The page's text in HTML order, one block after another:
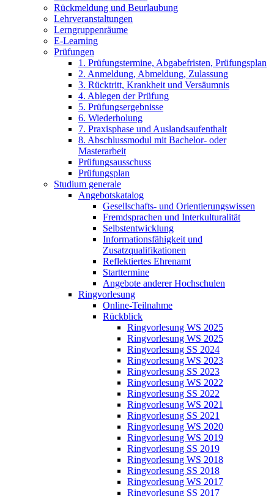
Rückmeldung und Beurlaubung
Lehrveranstaltungen
Lerngruppenräume
E-Learning
Prüfungen
1. Prüfungstermine, Abgabefristen, Prüfungsplan
2. Anmeldung, Abmeldung, Zulassung
3. Rücktritt, Krankheit und Versäumnis
4. Ablegen der Prüfung
5. Prüfungsergebnisse
6. Wiederholung
7. Praxisphase und Auslandsaufenthalt
8. Abschlussmodul mit Bachelor- oder
Masterarbeit
Prüfungsausschuss
Prüfungsplan
Studium generale
Angebotskatalog
Gesellschafts- und Orientierungswissen
Fremdsprachen und Interkulturalität
Selbstentwicklung
Informationsfähigkeit und
Zusatzqualifikationen
Reflektiertes Ehrenamt
Starttermine
Angebote anderer Hochschulen
Ringvorlesung
Online-Teilnahme
Rückblick
Ringvorlesung WS 2025
Ringvorlesung WS 2025
Ringvorlesung SS 2024
Ringvorlesung WS 2023
Ringvorlesung SS 2023
Ringvorlesung WS 2022
Ringvorlesung SS 2022
Ringvorlesung WS 2021
Ringvorlesung SS 2021
Ringvorlesung WS 2020
Ringvorlesung WS 2019
Ringvorlesung SS 2019
Ringvorlesung WS 2018
Ringvorlesung SS 2018
Ringvorlesung WS 2017
Ringvorlesung SS 2017